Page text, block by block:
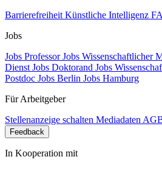
Barrierefreiheit Künstliche Intelligenz
Jobs
Jobs ProfessorJobs Wissenschaftlicher
Dienst Jobs Doktorand Jobs
Postdoc Jobs Berlin Jobs Hamburg
Für Arbeitgeber
Stellenanzeige schalten Mediadaten
Feedback
In Kooperation mit